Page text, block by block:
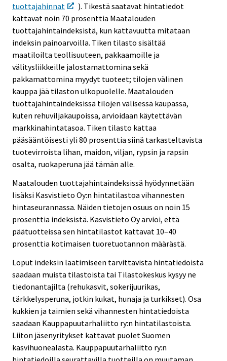
tuottajahinnat
). Tikestä saatavat hintatiedot
kattavat noin 70 prosenttia Maatalouden
tuottajahintaindeksistä, kun kattavuutta mitataan
indeksin painoarvoilla. Tiken tilasto sisältää
maatiloilta teollisuuteen, pakkaamoille ja
välitysliikkeille jalostamattomina sekä
pakkamattomina myydyt tuoteet; tilojen välinen
kauppa jää tilaston ulkopuolelle. Maatalouden
tuottajahintaindeksissä tilojen välisessä kaupassa,
kuten rehuviljakaupoissa, arvioidaan käytettävän
markkinahintatasoa. Tiken tilasto kattaa
pääsääntöisesti yli 80 prosenttia siinä tarkasteltavista
tuotevirroista lihan, maidon, viljan, rypsin ja rapsin
osalta, ruokaperuna jää tämän alle.
Maatalouden tuottajahintaindeksissä hyödynnetään
lisäksi Kasvistieto Oy:n hintatilastoa vihannesten
hintaseurannassa. Näiden tietojen osuus on noin 15
prosenttia indeksistä. Kasvistieto Oy arvioi, että
päätuotteissa sen hintatilastot kattavat 10–40
prosenttia kotimaisen tuoretuotannon määrästä.
Loput indeksin laatimiseen tarvittavista hintatiedoista
saadaan muista tilastoista tai Tilastokeskus kysyy ne
tiedonantajilta (rehukasvit, sokerijuurikas,
tärkkelysperuna, jotkin kukat, hunaja ja turkikset). Osa
kukkien ja taimien sekä vihannesten hintatiedoista
saadaan Kauppapuutarhaliitto ry:n hintatilastoista.
Liiton jäsenyritykset kattavat puolet Suomen
kasvihuonealasta. Kauppapuutarhaliitto ry:n